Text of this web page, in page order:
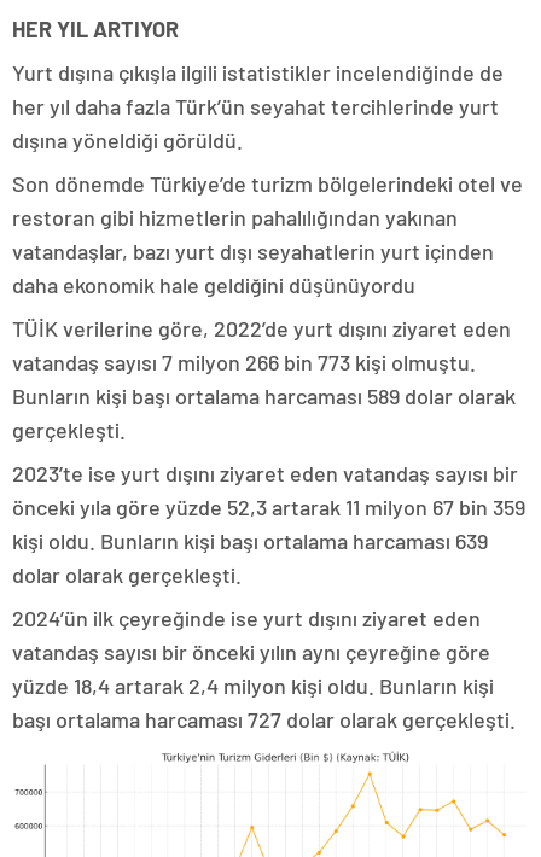
HER YIL ARTIYOR
Yurt dışına çıkışla ilgili istatistikler incelendiğinde de
her yıl daha fazla Türk’ün seyahat tercihlerinde yurt
dışına yöneldiği görüldü.
Son dönemde Türkiye’de turizm bölgelerindeki otel ve
restoran gibi hizmetlerin pahalılığından yakınan
vatandaşlar, bazı yurt dışı seyahatlerin yurt içinden
daha ekonomik hale geldiğini düşünüyordu
TÜİK verilerine göre, 2022’de yurt dışını ziyaret eden
vatandaş sayısı 7 milyon 266 bin 773 kişi olmuştu.
Bunların kişi başı ortalama harcaması 589 dolar olarak
gerçekleşti.
2023’te ise yurt dışını ziyaret eden vatandaş sayısı bir
önceki yıla göre yüzde 52,3 artarak 11 milyon 67 bin 359
kişi oldu. Bunların kişi başı ortalama harcaması 639
dolar olarak gerçekleşti.
2024’ün ilk çeyreğinde ise yurt dışını ziyaret eden
vatandaş sayısı bir önceki yılın aynı çeyreğine göre
yüzde 18,4 artarak 2,4 milyon kişi oldu. Bunların kişi
başı ortalama harcaması 727 dolar olarak gerçekleşti.